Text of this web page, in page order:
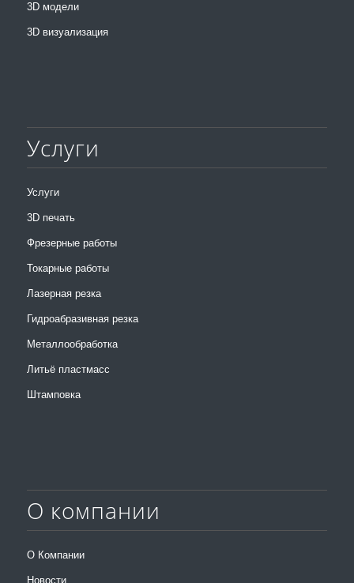
3D модели
3D визуализация
Услуги
Услуги
3D печать
Фрезерные работы
Токарные работы
Лазерная резка
Гидроабразивная резка
Металлообработка
Литьё пластмасс
Штамповка
О компании
О Компании
Новости